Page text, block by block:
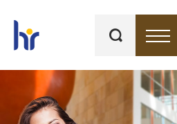
kluczowe